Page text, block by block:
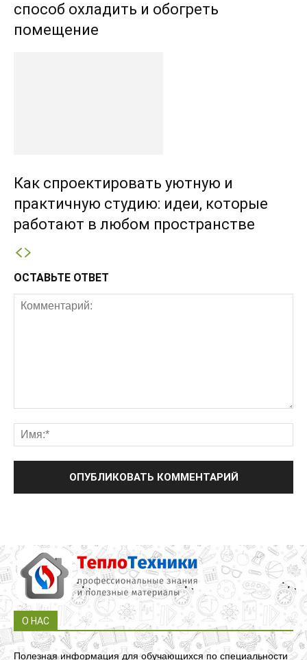
способ охладить и обогреть
помещение
Как спроектировать уютную и
практичную студию: идеи, которые
работают в любом пространстве
ОСТАВЬТЕ ОТВЕТ
О НАС
Полезная информация для обучающихся по специальности